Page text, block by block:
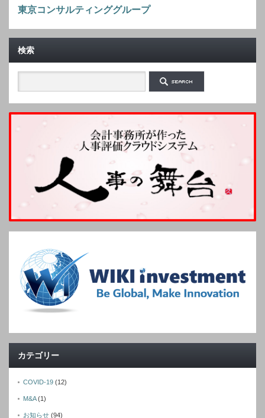
東京コンサルティンググループ
検索
カテゴリー
COVID-19 (12)
M&A(1)
お知らせ (94)